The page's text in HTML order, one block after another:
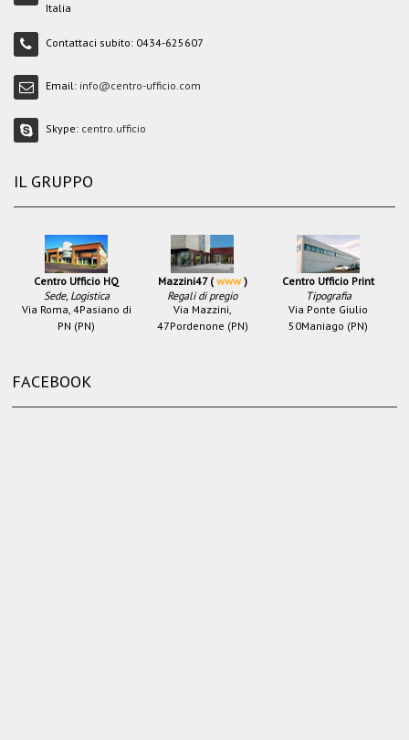
Italia
Contattaci subito: 0434-625607
Email: info@centro-ufficio.com
Skype: centro.ufficio
IL GRUPPO
Centro Ufficio HQ
Sede, Logistica
Via Roma, 4Pasiano di
PN (PN)
Mazzini47 (www)
Regali di pregio
Via Mazzini,
47Pordenone (PN)
Centro Ufficio Print
Tipografia
Via Ponte Giulio
50Maniago (PN)
FACEBOOK